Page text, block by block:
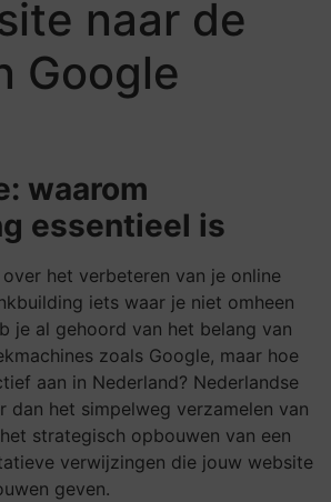
naar de
Google
waarom
essentieel is
het verbeteren van je online
iets waar je niet omheen
je al gehoord van het belang van
zoals Google, maar hoe
aan in Nederland? Nederlandse
dan het simpelweg verzamelen van
strategisch opbouwen van een
verwijzingen die jouw website
geven.